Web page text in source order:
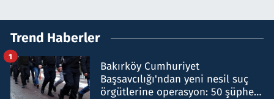
Trend Haberler
Bakırköy Cumhuriyet
Başsavcılığı'ndan yeni nesil suç
örgütlerine operasyon: 50 şüpheli
1